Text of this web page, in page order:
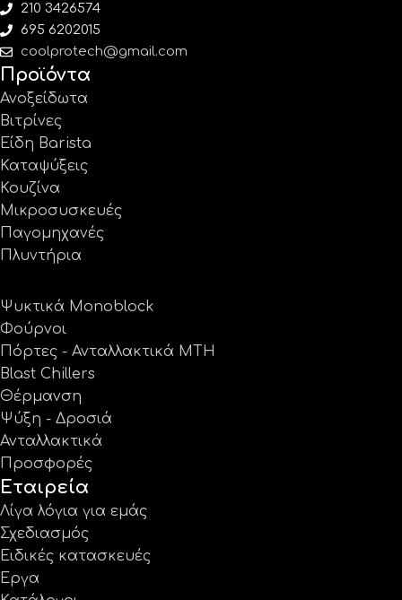
210 3426574
695 6202015
coolprotech@gmail.com
Προϊόντα
Ανοξείδωτα
Βιτρίνες
Είδη Barista
Καταψύξεις
Κουζίνα
Μικροσυσκευές
Παγομηχανές
Πλυντήρια
Ψυκτικά Monoblock
Φούρνοι
Πόρτες - Ανταλλακτικά MTH
Blast Chillers
Θέρμανση
Ψύξη - Δροσιά
Ανταλλακτικά
Προσφορές
Εταιρεία
Λίγα λόγια για εμάς
Σχεδιασμός
Ειδικές κατασκευές
Έργα